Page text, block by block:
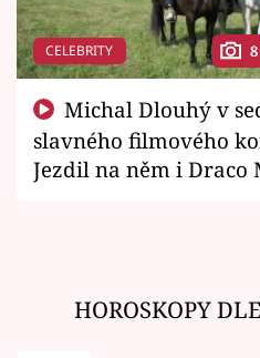
CELEBRITY
slavného filmového
Jezdil na něm i Draco
HOROSKOPY